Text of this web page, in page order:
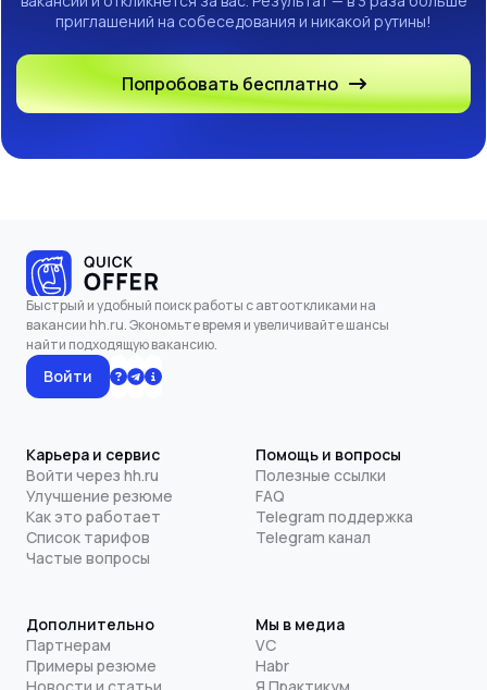
приглашений на собеседования и никакой рутины!
Попробовать бесплатно
Быстрый и удобный поиск работы с автооткликами на
вакансии hh.ru. Экономьте время и увеличивайте шансы
найти подходящую вакансию.
Войти
Карьера и сервис
Войти через hh.ru
Улучшение резюме
Как это работает
Список тарифов
Частые вопросы
Помощь и вопросы
Полезные ссылки
FAQ
Telegram поддержка
Telegram канал
Дополнительно
Партнерам
Примеры резюме
Мы в медиа
VC
Habr